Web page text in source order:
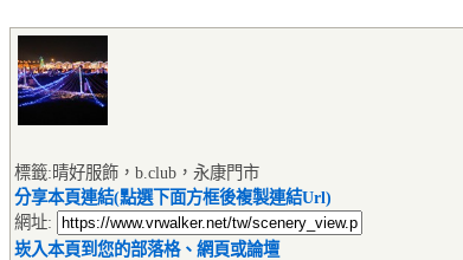
標籤:晴好服飾，b.club，永康門市
分享本頁連結(點選下面方框後複製連結Url)
網址:
崁入本頁到您的部落格、網頁或論壇